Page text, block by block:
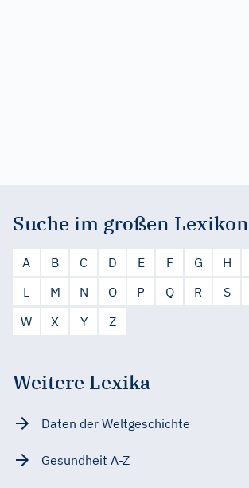
Suche im großen Lexikon
A B C D E F G H
L
M N O P Q R S
W
X Y Z
Weitere Lexika
Daten der Weltgeschichte
Gesundheit A-Z